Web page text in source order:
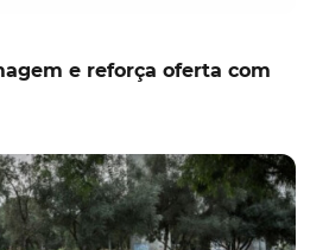
e reforça oferta com